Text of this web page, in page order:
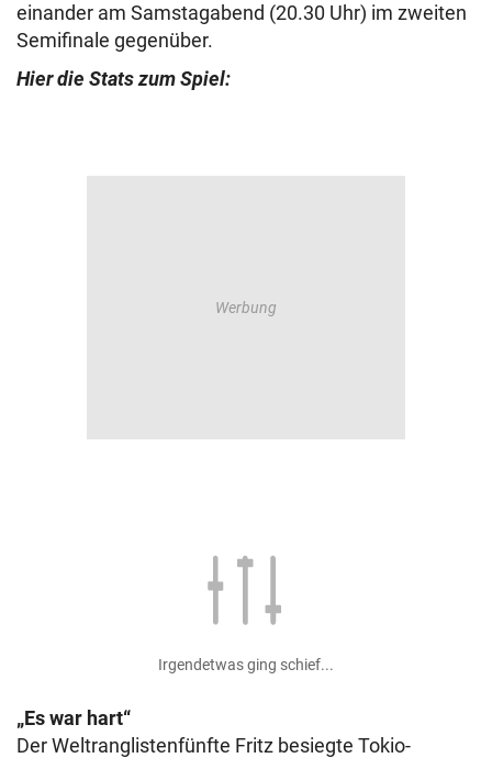
einander am Samstagabend (20.30 Uhr) im zweiten
Semifinale gegenüber.
Hier die Stats zum Spiel:
Irgendetwas ging schief...
„Es war hart“
Der Weltranglistenfünfte Fritz besiegte Tokio-